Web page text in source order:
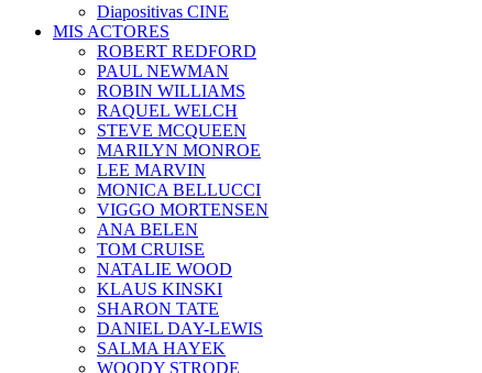
Diapositivas CINE
MIS ACTORES
ROBERT REDFORD
PAUL NEWMAN
ROBIN WILLIAMS
RAQUEL WELCH
STEVE MCQUEEN
MARILYN MONROE
LEE MARVIN
MONICA BELLUCCI
VIGGO MORTENSEN
ANA BELEN
TOM CRUISE
NATALIE WOOD
KLAUS KINSKI
SHARON TATE
DANIEL DAY-LEWIS
SALMA HAYEK
WOODY STRODE